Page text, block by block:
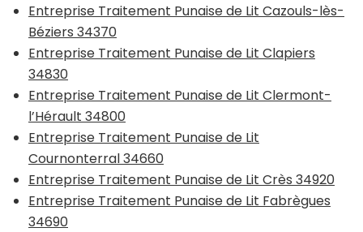
Entreprise Traitement Punaise de Lit Cazouls-lès-
Béziers 34370
Entreprise Traitement Punaise de Lit Clapiers
34830
Entreprise Traitement Punaise de Lit Clermont-
l’Hérault 34800
Entreprise Traitement Punaise de Lit
Cournonterral 34660
Entreprise Traitement Punaise de Lit Crès 34920
Entreprise Traitement Punaise de Lit Fabrègues
34690